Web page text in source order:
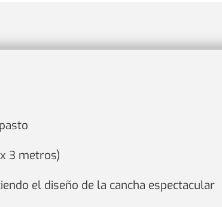
3 metros)
el diseño de la cancha espectacular